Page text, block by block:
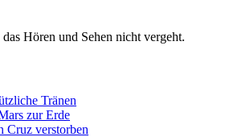
Hören und Sehen nicht vergeht.
Tränen
zur Erde
Cruz verstorben